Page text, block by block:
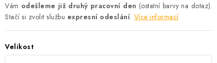
Vám odešleme již druhý pracovní den (ostatní barvy na dotaz).
Stačí si zvolit službu expresní odeslání. Více informací
Velikost